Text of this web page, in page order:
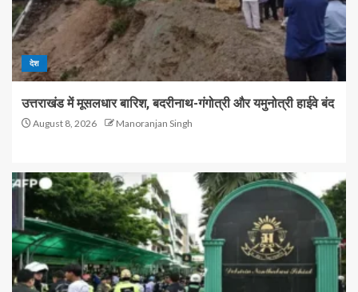
देश
उत्तराखंड में मूसलधार बारिश, बदरीनाथ-गंगोत्री और यमुनोत्री हाईवे बंद
August 8, 2026 Manoranjan Singh